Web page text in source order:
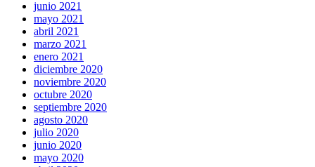
junio 2021
mayo 2021
abril 2021
marzo 2021
enero 2021
diciembre 2020
noviembre 2020
octubre 2020
septiembre 2020
agosto 2020
julio 2020
junio 2020
mayo 2020